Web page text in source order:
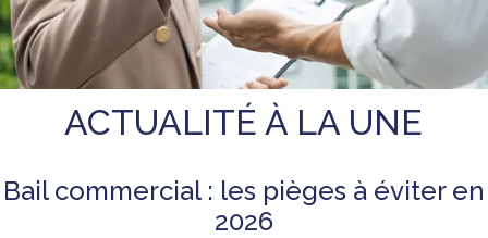
ACTUALITÉ À LA UNE
Bail commercial : les pièges à éviter en
2026